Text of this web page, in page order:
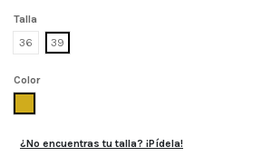
Talla
36
39
Color
¿No encuentras tu talla? ¡Pídela!